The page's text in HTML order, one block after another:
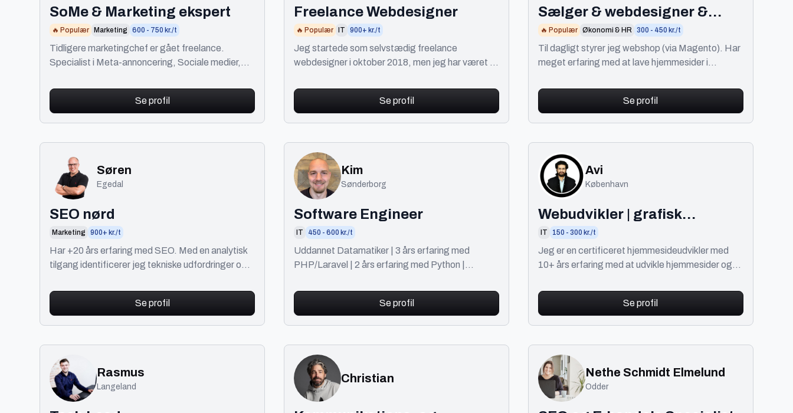
SoMe & Marketing ekspert
🔥 Populær Marketing 600 - 750 kr./t
Tidligere marketingchef er gået freelance.
Specialist i Meta-annoncering, Sociale medier,
Marketing.
Se profil
Freelance Webdesigner
🔥 Populær IT 900+ kr./t
Jeg startede som selvstædig freelance
webdesigner i oktober 2018, men jeg har været i
end 150 faste k
Se profil
Sælger & webdesigner &
SoMe
🔥 Populær Økonomi & HR 300 - 450 kr./t
Til dagligt styrer jeg webshop (via Magento). Har
meget erfaring med at lave hjemmesider i
meget mere.
Se profil
Søren
Egedal
SEO nørd
Marketing 900+ kr./t
Har +20 års erfaring med SEO. Med en analytisk
tilgang identificerer jeg tekniske udfordringer og
Se profil
Kim
Sønderborg
Software Engineer
IT 450 - 600 kr./t
Uddannet Datamatiker | 3 års erfaring med
PHP/Laravel | 2 års erfaring med Python |
marketing
Se profil
Avi
København
Webudvikler | grafisk
designer | professionel
videoredigerer
IT 150 - 300 kr./t
Jeg er en certificeret hjemmesideudvikler med
10+ års erfaring med at udvikle hjemmesider og
Se profil
Rasmus
Langeland Christian Nethe Schmidt Elmelund
Odder